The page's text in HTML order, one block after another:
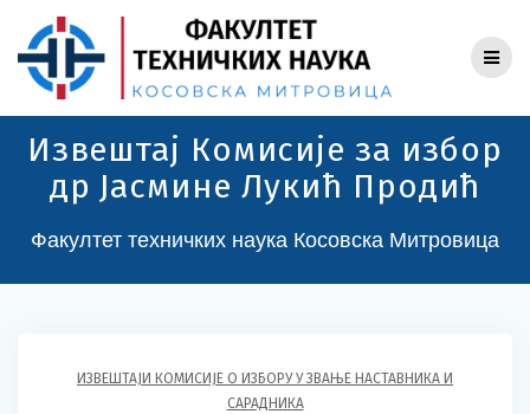
to
content
Извештај Комисије за избор
др Јасмине Лукић Продић
Факултет техничких наука Косовска Митровица
ИЗВЕШТАЈИ КОМИСИЈЕ О ИЗБОРУ У ЗВАЊЕ НАСТАВНИКА И
САРАДНИКА